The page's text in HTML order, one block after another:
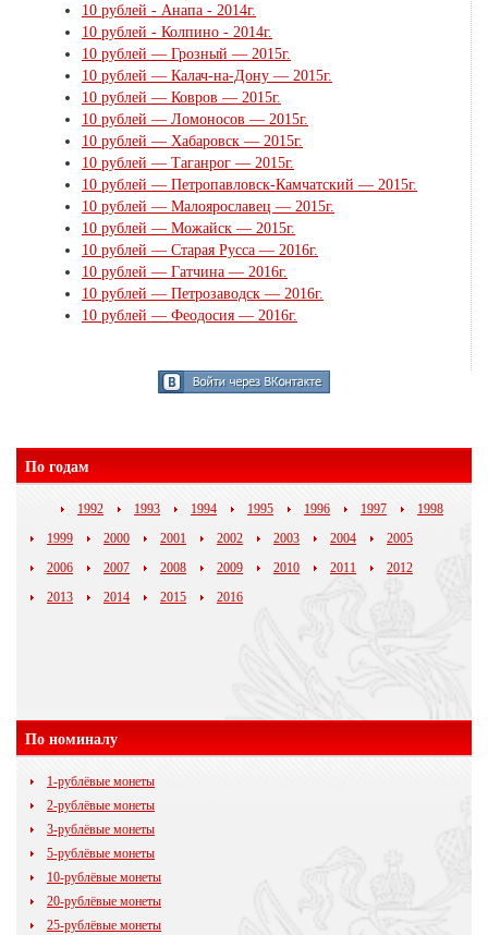
10 рублей - Анапа - 2014г.
10 рублей - Колпино - 2014г.
10 рублей — Грозный — 2015г.
10 рублей — Калач-на-Дону — 2015г.
10 рублей — Ковров — 2015г.
10 рублей — Ломоносов — 2015г.
10 рублей — Хабаровск — 2015г.
10 рублей — Таганрог — 2015г.
10 рублей — Петропавловск-Камчатский — 2015г.
10 рублей — Малоярославец — 2015г.
10 рублей — Можайск — 2015г.
10 рублей — Старая Русса — 2016г.
10 рублей — Гатчина — 2016г.
10 рублей — Петрозаводск — 2016г.
10 рублей — Феодосия — 2016г.
По годам
1992 1993 1994 1995 1996 1997
1998
1999
2000 2001 2002 2003 2004
2005
2006
2007 2008 2009 2010 2011
2012
2013
2014 2015 2016
По номиналу
1-рублёвые монеты
2-рублёвые монеты
3-рублёвые монеты
5-рублёвые монеты
10-рублёвые монеты
20-рублёвые монеты
25-рублёвые монеты